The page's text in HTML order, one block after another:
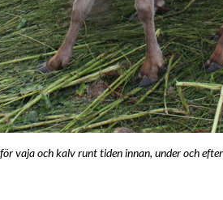
vaja och kalv runt tiden innan, under och